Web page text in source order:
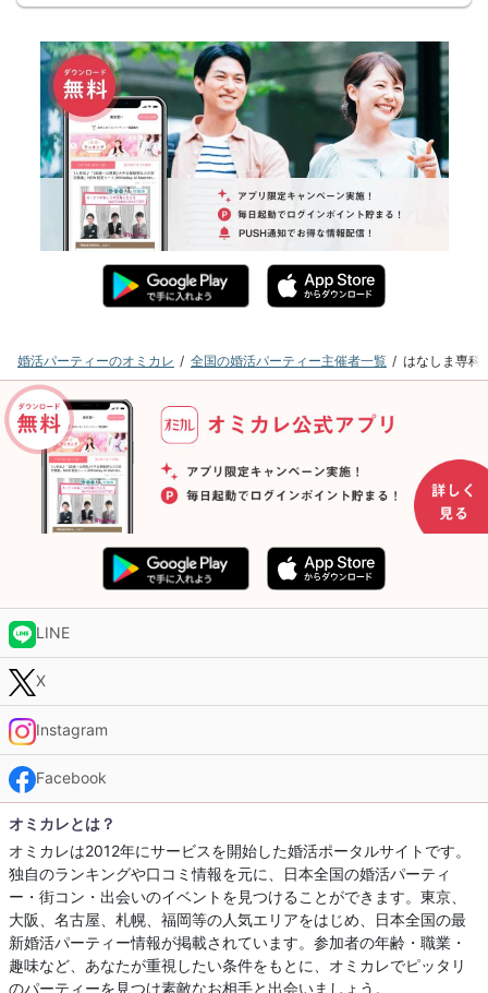
婚活パーティーのオミカレ 全国の婚活パーティー主催者一覧 はなしま専科
LINE
X
Instagram
Facebook
オミカレとは？
オミカレは2012年にサービスを開始した婚活ポータルサイトです。
独自のランキングや口コミ情報を元に、日本全国の婚活パーティ
ー・街コン・出会いのイベントを見つけることができます。東京、
大阪、名古屋、札幌、福岡等の人気エリアをはじめ、日本全国の最
新婚活パーティー情報が掲載されています。参加者の年齢・職業・
趣味など、あなたが重視したい条件をもとに、オミカレでピッタリ
のパーティーを見つけ素敵なお相手と出会いましょう。